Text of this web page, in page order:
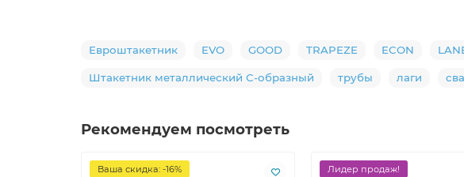
Евроштакетник EVO GOOD TRAPEZE ECON
Штакетник металлический С-образный трубы лаги
Рекомендуем посмотреть
Ваша скидка: -16%
Лидер продаж!